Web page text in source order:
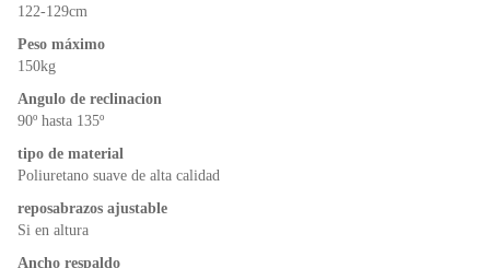
122-129cm
Peso máximo
150kg
Angulo de reclinacion
90º hasta 135º
tipo de material
Poliuretano suave de alta calidad
reposabrazos ajustable
Si en altura
Ancho respaldo